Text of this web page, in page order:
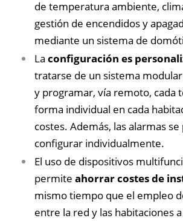
de temperatura ambiente,
gestión de encendidos y
mediante un sistema de
La configuración es
tratarse de un sistema
y programar, vía remoto, cada
forma individual en cada
costes. Además, las alarmas
configurar individualmente.
El uso de dispositivos
permite ahorrar costes de
mismo tiempo que el empleo
entre la red y las habitaciones